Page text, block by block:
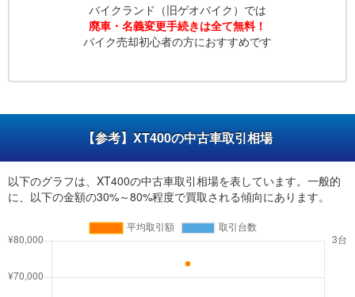
バイクランド（旧ゲオバイク）では
廃車・名義変更手続きは全て無料！
バイク売却初心者の方におすすめです
【参考】XT400の中古車取引相場
以下のグラフは、XT400の中古車取引相場を表しています。一般的
に、以下の金額の30%～80%程度で買取される傾向にあります。